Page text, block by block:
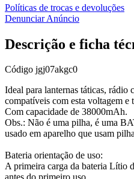
Políticas de trocas e devoluções
Denunciar Anúncio
Descrição e ficha
Código jgj07akgc0
Ideal para lanternas táticas, rádio
compatíveis com esta voltagem
Com capacidade de 38000mAh.
Obs.: Não é uma pilha, é uma
usado em aparelho que usam
Bateria orientação de uso:
A primeira carga da bateria Lítio